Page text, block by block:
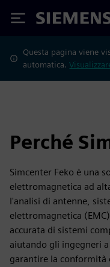
Siemens
Questa pagina viene
automatica.
Perché
Simcenter Feko è una
elettromagnetica ad
l'analisi di antenne,
elettromagnetica
accurata di sistemi
aiutando gli ingegneri
garantire la conformità